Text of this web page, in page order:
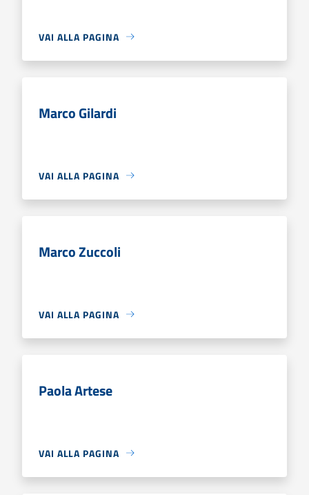
VAI ALLA PAGINA
Marco Gilardi
VAI ALLA PAGINA
Marco Zuccoli
VAI ALLA PAGINA
Paola Artese
VAI ALLA PAGINA